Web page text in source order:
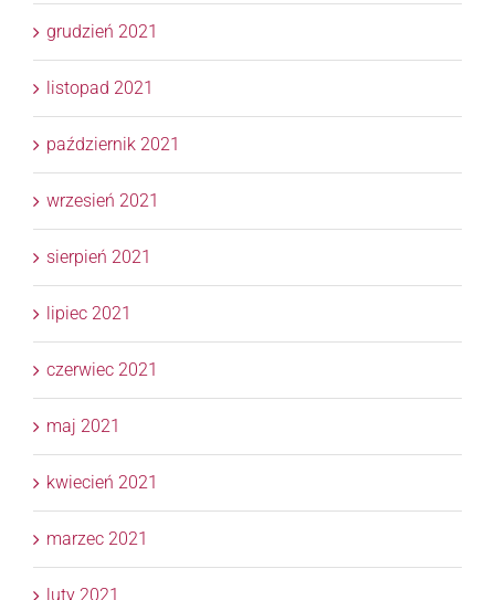
grudzień 2021
listopad 2021
październik 2021
wrzesień 2021
sierpień 2021
lipiec 2021
czerwiec 2021
maj 2021
kwiecień 2021
marzec 2021
luty 2021